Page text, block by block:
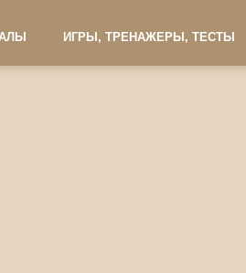
ИГРЫ, ТРЕНАЖЕРЫ, ТЕСТЫ